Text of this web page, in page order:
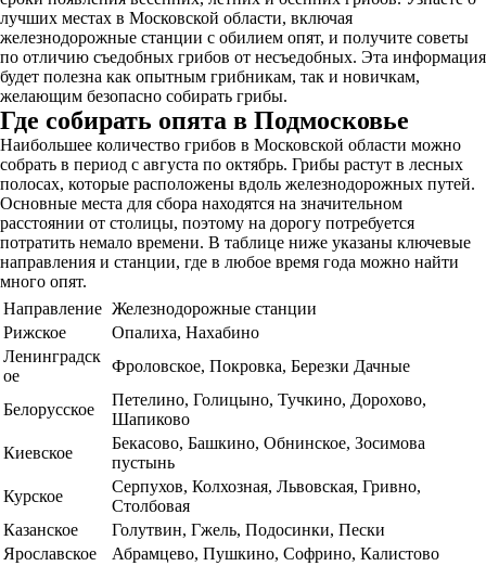
лучших местах в Московской области, включая
железнодорожные станции с обилием опят, и получите советы
по отличию съедобных грибов от несъедобных. Эта информация
будет полезна как опытным грибникам, так и новичкам,
желающим безопасно собирать грибы.
Где собирать опята в Подмосковье
Наибольшее количество грибов в Московской области можно
собрать в период с августа по октябрь. Грибы растут в лесных
полосах, которые расположены вдоль железнодорожных путей.
Основные места для сбора находятся на значительном
расстоянии от столицы, поэтому на дорогу потребуется
потратить немало времени. В таблице ниже указаны ключевые
направления и станции, где в любое время года можно найти
много опят.
Направление Железнодорожные станции
Рижское
Опалиха, Нахабино
Ленинградск
ое
Фроловское, Покровка, Березки Дачные
Белорусское
Петелино, Голицыно, Тучкино, Дорохово,
Шапиково
Киевское
Бекасово, Башкино, Обнинское, Зосимова
пустынь
Курское
Серпухов, Колхозная, Львовская, Гривно,
Столбовая
Казанское
Голутвин, Гжель, Подосинки, Пески
Ярославское
Абрамцево, Пушкино, Софрино, Калистово